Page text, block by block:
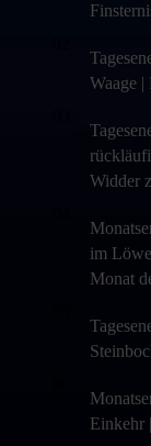
Waage
Widder
im
Monat
Einkehr